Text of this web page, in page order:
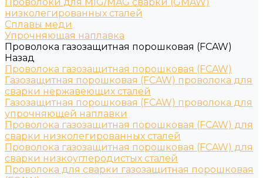
низколегированных сталей
Сплавы меди
Упрочняющая наплавка
Проволока газозащитная порошковая (FCAW)
Назад
Проволока газозащитная порошковая (FCAW)
Газозащитная порошковая (FCAW) проволока для
сварки нержавеющих сталей
Газозащитная порошковая (FCAW) проволока для
упрочняющей наплавки
Проволока газозащитная порошковая (FCAW) для
сварки низколегированных сталей
Проволока газозащитная порошковая (FCAW) для
сварки низкоуглеродистых сталей
Проволока для сварки газозащитная порошковая